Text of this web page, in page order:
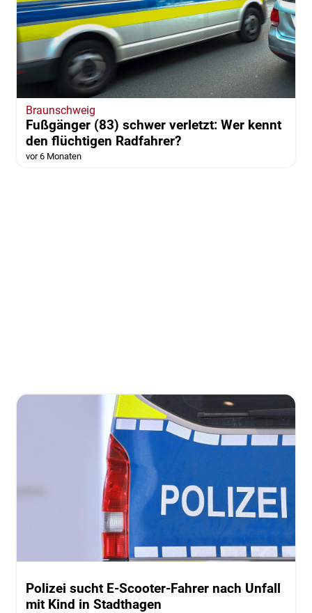
Braunschweig
Fußgänger (83) schwer verletzt: Wer kennt
den flüchtigen Radfahrer?
vor 6 Monaten
Polizei sucht E-Scooter-Fahrer nach Unfall
mit Kind in Stadthagen